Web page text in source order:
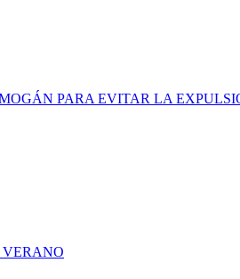
PARA EVITAR LA